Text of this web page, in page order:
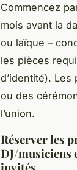
Commencez
mois avant la
ou laïque –
les pièces
d’identité).
ou des
l’union.
Réserver les
DJ/musiciens